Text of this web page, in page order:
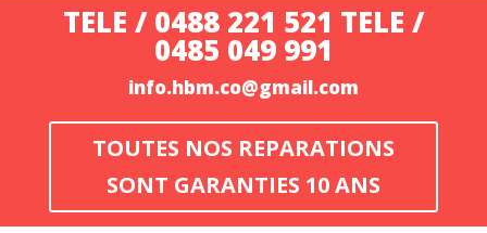
TELE / 0488 221 521 TELE /
0485 049 991
info.hbm.co@gmail.com
TOUTES NOS REPARATIONS
SONT GARANTIES 10 ANS